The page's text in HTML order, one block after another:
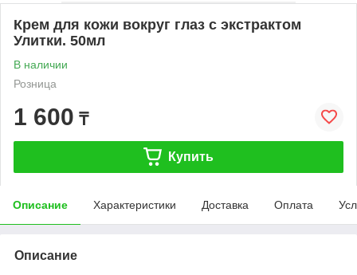
Крем для кожи вокруг глаз с экстрактом
Улитки. 50мл
В наличии
Розница
1 600 ₸
Купить
Описание Характеристики Доставка Оплата
Описание